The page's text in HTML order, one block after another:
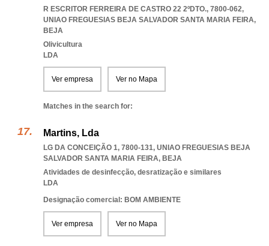
R ESCRITOR FERREIRA DE CASTRO 22 2ºDTO., 7800-062,
UNIAO FREGUESIAS BEJA SALVADOR SANTA MARIA FEIRA,
BEJA
Olivicultura
LDA
Ver empresa Ver no Mapa
Matches in the search for:
Martins, Lda
LG DA CONCEIÇÃO 1, 7800-131, UNIAO FREGUESIAS BEJA
SALVADOR SANTA MARIA FEIRA, BEJA
Atividades de desinfecção, desratização e similares
LDA
Designação comercial: BOM AMBIENTE
Ver empresa Ver no Mapa